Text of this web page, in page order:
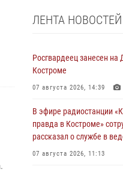
ЛЕНТА НОВОСТЕЙ
Росгвардеец занесен на
Костроме
07 августа 2026, 14:39
В эфире радиостанции
правда в Костроме»
рассказал о службе в
07 августа 2026, 11:13